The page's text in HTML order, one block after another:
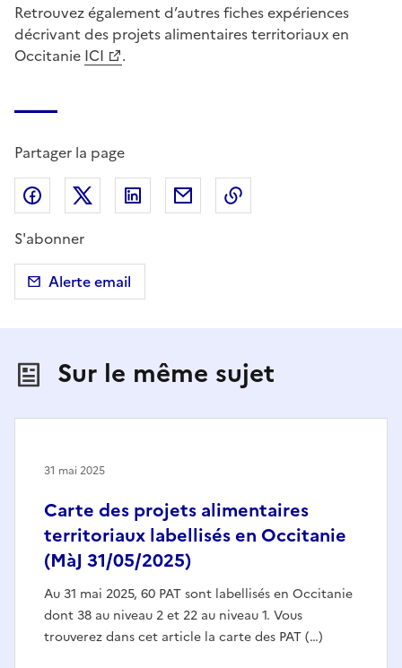
Retrouvez également d’autres fiches expériences
décrivant des projets alimentaires territoriaux en
Occitanie ICI .
Partager la page
Partager sur Facebook
Partager sur X (anciennement Twitter)
Partager sur LinkedIn
Partager par email
S'abonner
Alerte email
Sur le même sujet
Carte des projets alimentaires
territoriaux labellisés en Occitanie
(MàJ 31/05/2025)
Au 31 mai 2025, 60 PAT sont labellisés en Occitanie
dont 38 au niveau 2 et 22 au niveau 1. Vous
trouverez dans cet article la carte des PAT (…)
31 mai 2025